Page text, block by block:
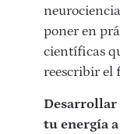
poner en
científicas
reescribir el
tu energía